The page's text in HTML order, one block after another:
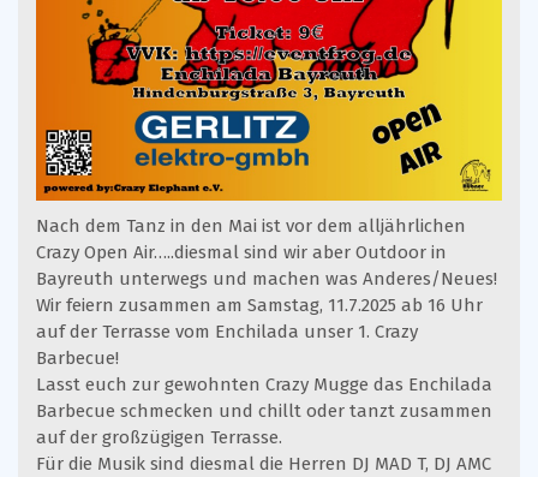
Nach dem Tanz in den Mai ist vor dem alljährlichen
Crazy Open Air…..diesmal sind wir aber Outdoor in
Bayreuth unterwegs und machen was Anderes/Neues!
Wir feiern zusammen am Samstag, 11.7.2025 ab 16 Uhr
auf der Terrasse vom Enchilada unser 1. Crazy
Barbecue!
Lasst euch zur gewohnten Crazy Mugge das Enchilada
Barbecue schmecken und chillt oder tanzt zusammen
auf der großzügigen Terrasse.
Für die Musik sind diesmal die Herren DJ MAD T, DJ AMC